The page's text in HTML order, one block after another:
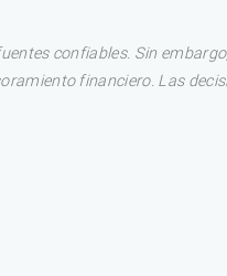
confiables. Sin
financiero. Las